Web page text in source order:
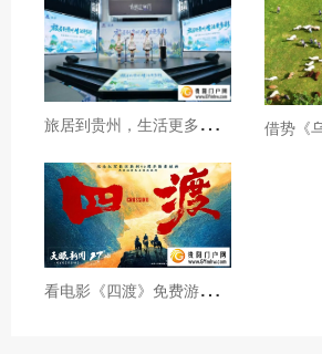
旅
居到贵州，生活更多彩！贵旅集团2026年夏季产品推介会在沪举行
看
电影《四渡》免费游贵州A级景区、领500元票根消费券